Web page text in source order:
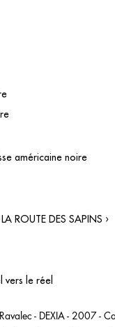
américaine noire
ROUTE DES SAPINS ›
vers le réel
- DEXIA - 2007 -